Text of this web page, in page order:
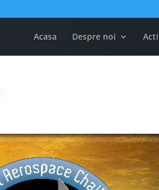
Acasa Despre noi